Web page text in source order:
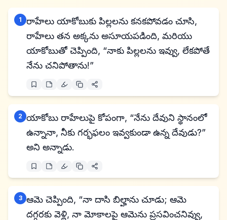
1
రాహేలు యాకోబుకు పిల్లలను కనకపోవడం చూసి,
రాహేలు తన అక్కను అసూయపడింది, మరియు
యాకోబుతో చెప్పింది, “నాకు పిల్లలను ఇవ్వు, లేకపోతే
నేను చనిపోతాను!”
2 యాకోబు రాహేలుపై కోపంగా, “నేను దేవుని స్థానంలో
ఉన్నానా, నీకు గర్భఫలం ఇవ్వకుండా ఉన్న దేవుడు?”
అని అన్నాడు.
3 ఆమె చెప్పింది, “నా దాసి బిల్హాను చూడు; ఆమె
దగ్గరకు వెళ్లి, నా మోకాలపై ఆమెను ప్రసవించనివ్వు,